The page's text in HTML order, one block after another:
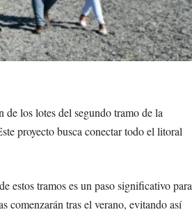
los lotes del segundo tramo de la
proyecto busca conectar todo el litoral
estos tramos es un paso significativo para
comenzarán tras el verano, evitando así